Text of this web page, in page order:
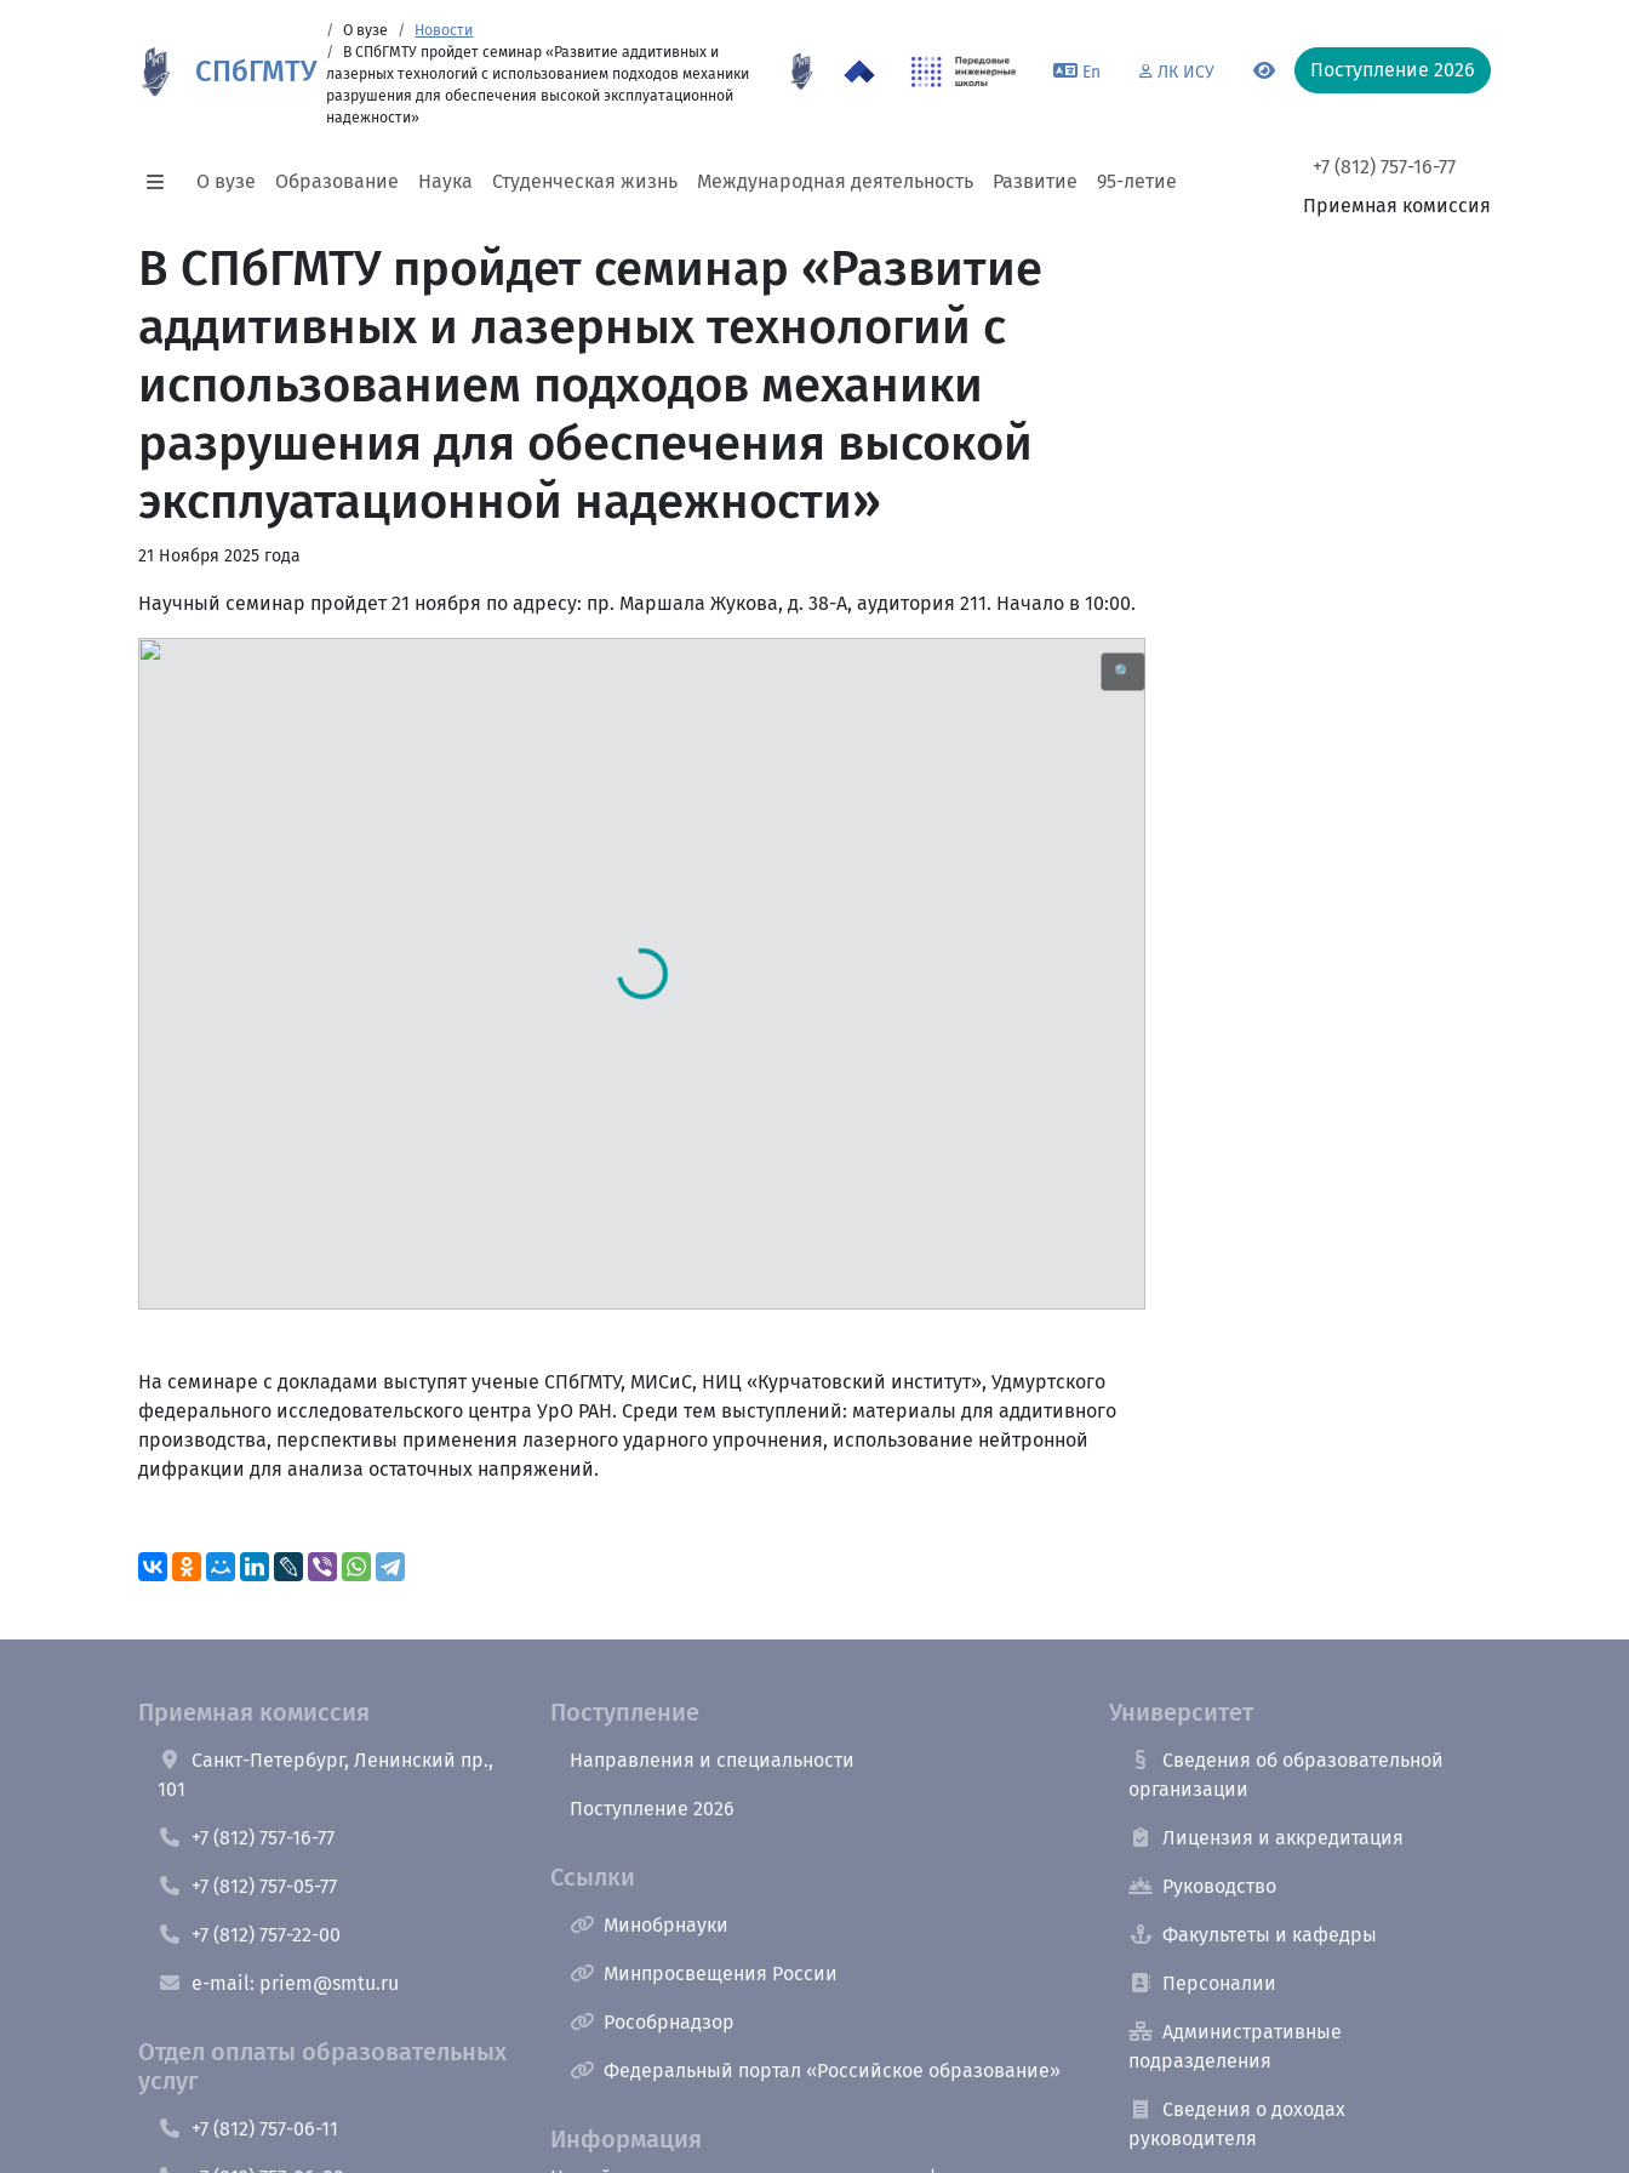
СПбГМТУ
О вузе
Новости
В СПбГМТУ пройдет семинар «Развитие аддитивных и
лазерных технологий с использованием подходов механики
разрушения для обеспечения высокой эксплуатационной
надежности»
En ЛК ИСУ Поступление 2026
О вузе Образование Наука Студенческая жизнь Международная деятельность Развитие 95-летие
+7 (812) 757-16-77
Приемная комиссия
В СПбГМТУ пройдет семинар «Развитие
аддитивных и лазерных технологий с
использованием подходов механики
разрушения для обеспечения высокой
эксплуатационной надежности»
21 Ноября 2025 года
Научный семинар пройдет 21 ноября по адресу: пр. Маршала Жукова, д. 38-А, аудитория 211. Начало в 10:00.
🔍
На семинаре с докладами выступят ученые СПбГМТУ, МИСиС, НИЦ «Курчатовский институт», Удмуртского
федерального исследовательского центра УрО РАН. Среди тем выступлений: материалы для аддитивного
производства, перспективы применения лазерного ударного упрочнения, использование нейтронной
дифракции для анализа остаточных напряжений.
Приемная комиссия
Санкт-Петербург, Ленинский пр.,
101
+7 (812) 757-16-77
+7 (812) 757-05-77
+7 (812) 757-22-00
e-mail: priem@smtu.ru
Отдел оплаты образовательных
услуг
+7 (812) 757-06-11
Поступление
Направления и специальности
Поступление 2026
Ссылки
Минобрнауки
Минпросвещения России
Рособрнадзор
Федеральный портал «Российское образование»
Информация
Университет
Сведения об образовательной
организации
Лицензия и аккредитация
Руководство
Факультеты и кафедры
Персоналии
Административные
подразделения
Сведения о доходах
руководителя